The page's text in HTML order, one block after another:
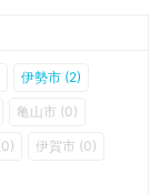
伊勢市 (2)
亀山市 (0)
伊賀市 (0)